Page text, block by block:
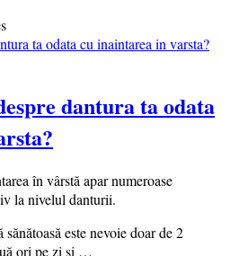
dantura ta odata
în vârstă apar numeroase
la nivelul danturii.
este nevoie doar de 2
ori pe zi și …